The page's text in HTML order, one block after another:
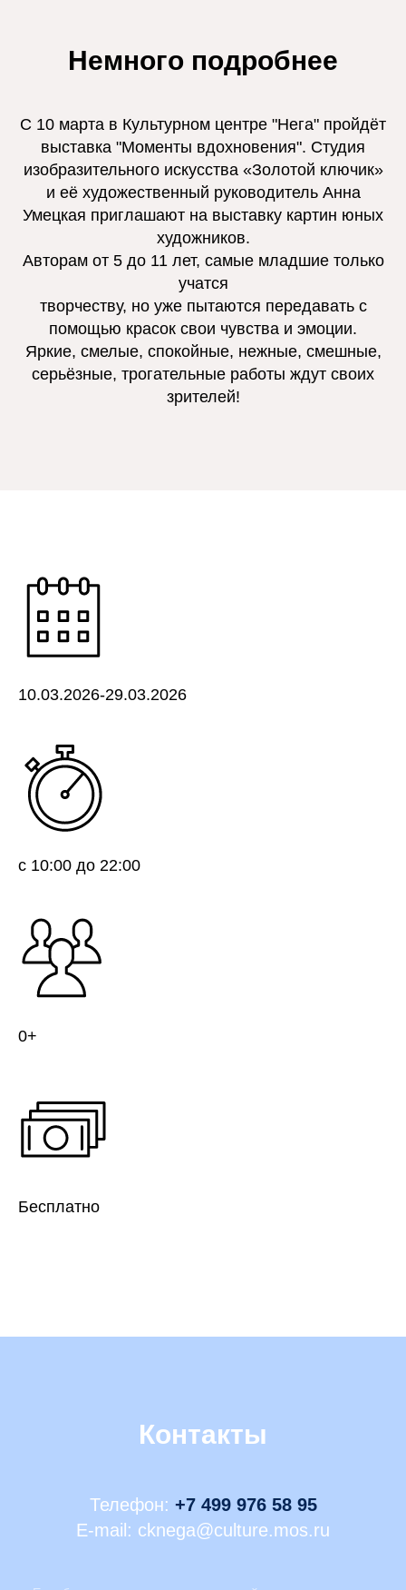
Немного подробнее
С 10 марта в Культурном центре "Нега" пройдёт
выставка "Моменты вдохновения". Студия
изобразительного искусства «Золотой ключик»
и её художественный руководитель Анна
Умецкая приглашают на выставку картин юных
художников.
Авторам от 5 до 11 лет, самые младшие только
учатся
творчеству, но уже пытаются передавать с
помощью красок свои чувства и эмоции.
Яркие, смелые, спокойные, нежные, смешные,
серьёзные, трогательные работы ждут своих
зрителей!
10.03.2026-29.03.2026
с 10:00 до 22:00
0+
Бесплатно
Контакты
Телефон: +7 499 976 58 95
E-mail: cknega@culture.mos.ru